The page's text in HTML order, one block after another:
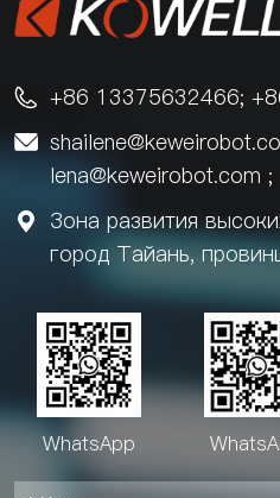
 +86 13375632466;

lena@keweirobot.com ;

Зона развития
город Тайань,
WhatsApp